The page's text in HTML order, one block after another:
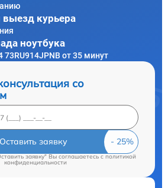
курьера
ноутбука
73RU914JPNB от 35 минут
со
Оставить заявку
заявку" Вы соглашаетесь c политикой
конфиденциальности